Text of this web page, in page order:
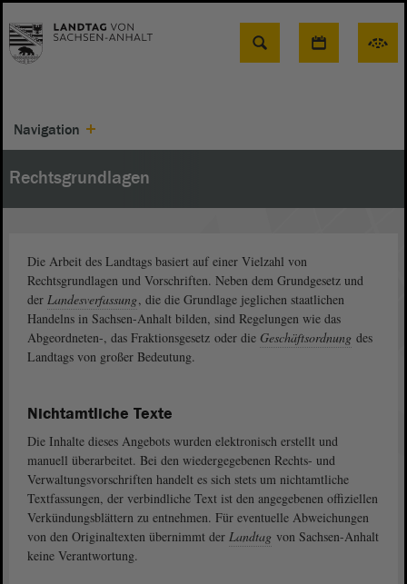
Suche
Navigation
Rechtsgrundlagen
Die Arbeit des Landtags basiert auf einer Vielzahl von
Rechtsgrundlagen und Vorschriften. Neben dem Grundgesetz und
der Landesverfassung, die die Grundlage jeglichen staatlichen
Handelns in Sachsen-Anhalt bilden, sind Regelungen wie das
Abgeordneten-, das Fraktionsgesetz oder die Geschäftsordnung des
Landtags von großer Bedeutung.
Nichtamtliche Texte
Die Inhalte dieses Angebots wurden elektronisch erstellt und
manuell überarbeitet. Bei den wiedergegebenen Rechts- und
Verwaltungsvorschriften handelt es sich stets um nichtamtliche
Textfassungen, der verbindliche Text ist den angegebenen offiziellen
Verkündungsblättern zu entnehmen. Für eventuelle Abweichungen
von den Originaltexten übernimmt der Landtag von Sachsen-Anhalt
keine Verantwortung.